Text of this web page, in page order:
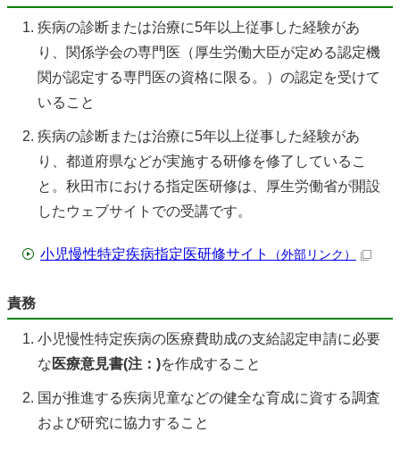
疾病の診断または治療に5年以上従事した経験があ
り、関係学会の専門医（厚生労働大臣が定める認定機
関が認定する専門医の資格に限る。）の認定を受けて
いること
疾病の診断または治療に5年以上従事した経験があ
り、都道府県などが実施する研修を修了しているこ
と。秋田市における指定医研修は、厚生労働省が開設
したウェブサイトでの受講です。
小児慢性特定疾病指定医研修サイト （外部リンク）
責務
小児慢性特定疾病の医療費助成の支給認定申請に必要
な 医療意見書(注：)を作成すること
国が推進する疾病児童などの健全な育成に資する調査
および研究に協力すること